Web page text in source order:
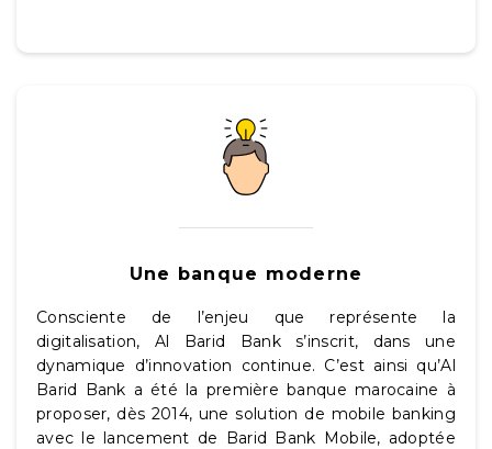
Une banque moderne
Consciente de l’enjeu que représente la
digitalisation, Al Barid Bank s’inscrit, dans une
dynamique d’innovation continue. C’est ainsi qu’Al
Barid Bank a été la première banque marocaine à
proposer, dès 2014, une solution de mobile banking
avec le lancement de Barid Bank Mobile, adoptée